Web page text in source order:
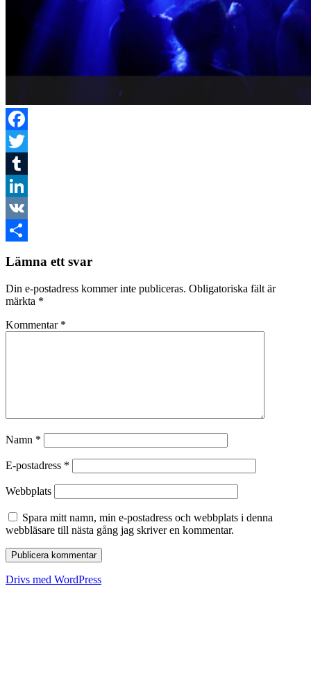
Facebook
Twitter
Tumblr
LinkedIn
VK
Lämna ett svar
Din e-postadress kommer inte publiceras. Obligatoriska fält är
märkta *
Kommentar *
Namn *
E-postadress *
Webbplats
Spara mitt namn, min e-postadress och webbplats i denna
webbläsare till nästa gång jag skriver en kommentar.
Drivs med WordPress